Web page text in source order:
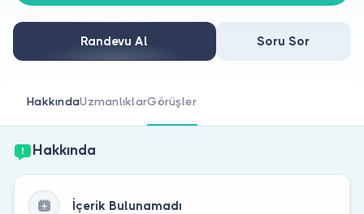
Doktor musunuz?
Randevu Al Soru Sor
HakkındaUzmanlıklarGörüşler
Hakkında
İçerik Bulunamadı